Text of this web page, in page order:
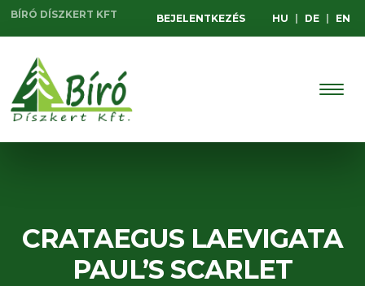
BÍRÓ DÍSZKERT KFT BEJELENTKEZÉS HU DE EN
CRATAEGUS LAEVIGATA
PAUL’S SCARLET